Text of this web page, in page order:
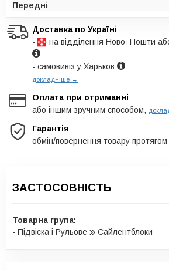
Передні
Доставка по Україні
-
на відділення Нової Пошти
- самовивіз у Харьков
докладніше →
Оплата при отриманні
або іншим зручним способом,
Гарантія
обмін/повернення товару протягом
ЗАСТОСОВНІСТЬ
Товарна група:
- Підвіска і Рульове
Сайлентблоки